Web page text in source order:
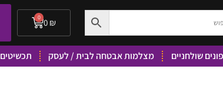
0 ₪
0
שולחניים מצלמות אבטחה לבית / לעסק תכשיטים